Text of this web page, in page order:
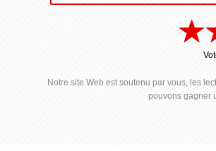
Notre site Web est soutenu par vous, les
pouvons gagner